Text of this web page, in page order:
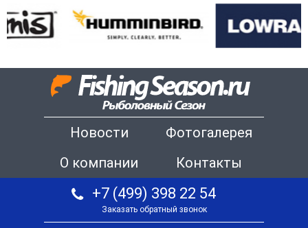
Новости
Фотогалерея
О компании
Контакты
+7 (499) 398 22 54
Заказать обратный звонок